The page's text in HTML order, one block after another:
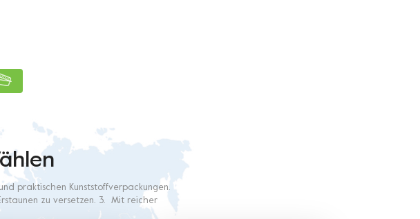
praktischen Kunststoffverpackungen.
zu versetzen. 3. Mit reicher
erfüllen. 4. Unsere Produkte